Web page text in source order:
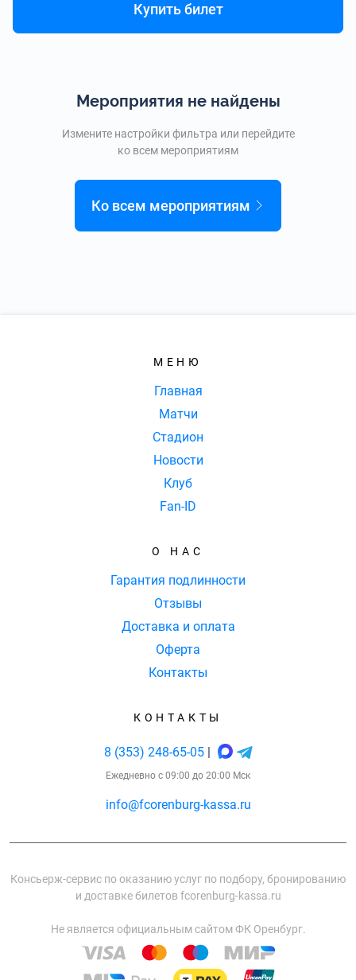
Купить билет
Мероприятия не найдены
Измените настройки фильтра или перейдите
ко всем мероприятиям
Ко всем мероприятиям
МЕНЮ
Главная
Матчи
Стадион
Новости
Клуб
Fan-ID
О НАС
Гарантия подлинности
Отзывы
Доставка и оплата
Оферта
Контакты
КОНТАКТЫ
8 (353) 248-65-05 |
Ежедневно с 09:00 до 20:00 Мск
info@fcorenburg-kassa.ru
Консьерж-сервис по оказанию услуг по подбору, бронированию
и доставке билетов fcorenburg-kassa.ru
Не является официальным сайтом ФК Оренбург.